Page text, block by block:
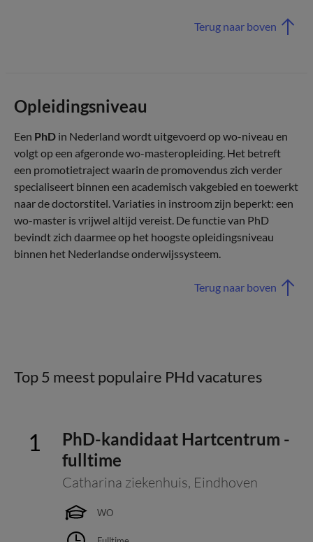
Terug naar boven
Opleidingsniveau
Een PhD in Nederland wordt uitgevoerd op wo-niveau en
volgt op een afgeronde wo-masteropleiding. Het betreft
een promotietraject waarin de promovendus zich verder
specialiseert binnen een academisch vakgebied en toewerkt
naar de doctorstitel. Variaties in instroom zijn beperkt: een
wo-master is vrijwel altijd vereist. De functie van PhD
bevindt zich daarmee op het hoogste opleidingsniveau
binnen het Nederlandse onderwijssysteem.
Terug naar boven
Top 5 meest populaire PHd vacatures
PhD-kandidaat Hartcentrum -
fulltime
Catharina ziekenhuis, Eindhoven
WO